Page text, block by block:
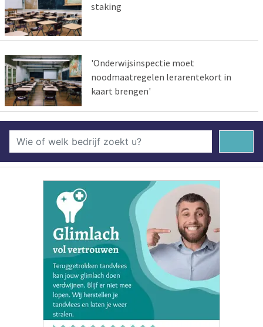
staking
'Onderwijsinspectie moet
noodmaatregelen lerarentekort in
kaart brengen'